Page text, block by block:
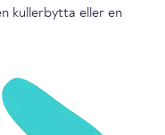
kullerbytta eller en